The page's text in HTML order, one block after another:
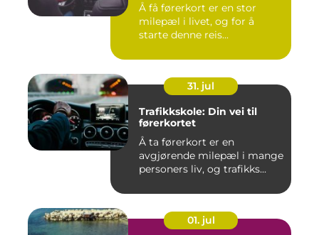
Å få førerkort er en stor
milepæl i livet, og for å
starte denne reis...
31. jul
Trafikkskole: Din vei til
førerkortet
Å ta førerkort er en
avgjørende milepæl i mange
personers liv, og trafikks...
01. jul